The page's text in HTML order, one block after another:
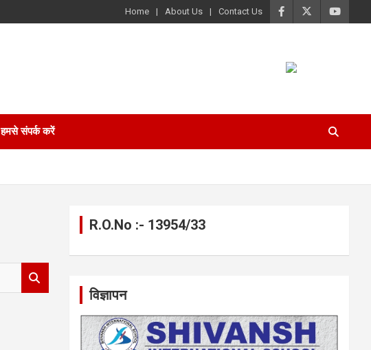
Home About Us Contact Us
हमसे संपर्क करें
R.O.No :- 13954/33
विज्ञापन